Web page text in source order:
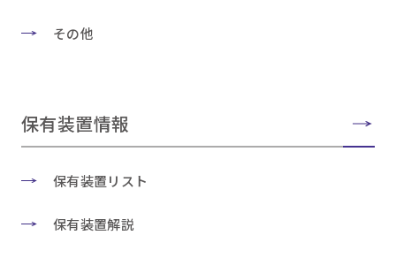
その他
保有装置情報
保有装置リスト
保有装置解説